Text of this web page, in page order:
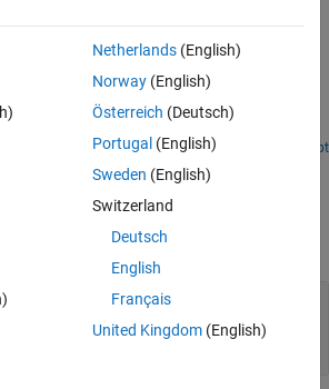
and Block Profiling
performance in Simulink Desktop Real-
Open Script
Signals for which to capture
Netherlands(English)
Norway(English)
Österreich (Deutsch)
Portugal (English)
Sweden (English)
Switzerland
Deutsch
English
Français
United Kingdom(English)